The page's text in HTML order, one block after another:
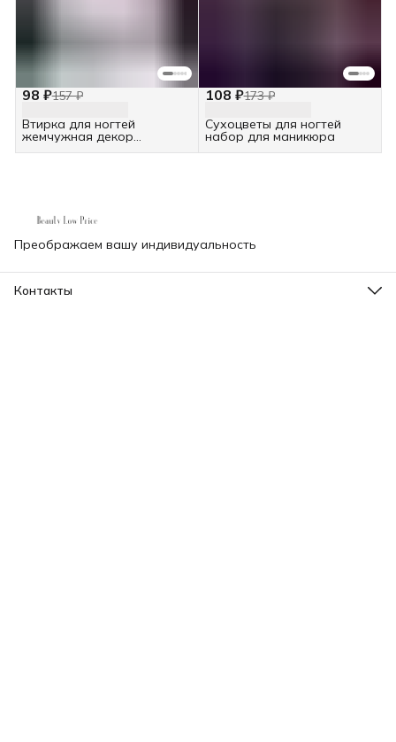
98 ₽157 ₽
Втирка для ногтей
жемчужная декор
108 ₽173 ₽
Сухоцветы для ногтей
набор для маникюра
Преображаем вашу индивидуальность
Контакты